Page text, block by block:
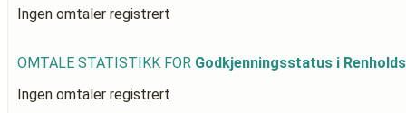
Ingen omtaler registrert
OMTALE STATISTIKK FOR Godkjenningsstatus i
Ingen omtaler registrert